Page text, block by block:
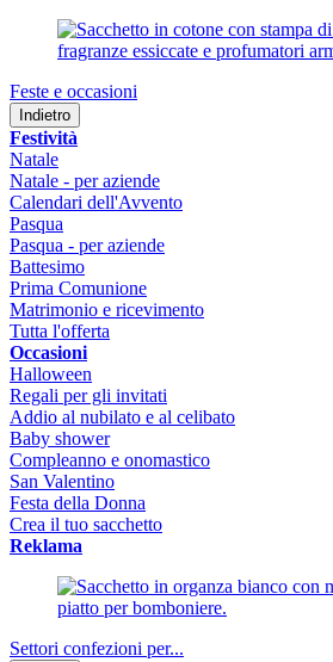
Feste e occasioni
Indietro
Festività
Natale
Natale - per aziende
Calendari dell'Avvento
Pasqua
Pasqua - per aziende
Battesimo
Prima Comunione
Matrimonio e ricevimento
Tutta l'offerta
Occasioni
Halloween
Regali per gli invitati
Addio al nubilato e al celibato
Baby shower
Compleanno e onomastico
San Valentino
Festa della Donna
Crea il tuo sacchetto
Reklama
Settori confezioni per...